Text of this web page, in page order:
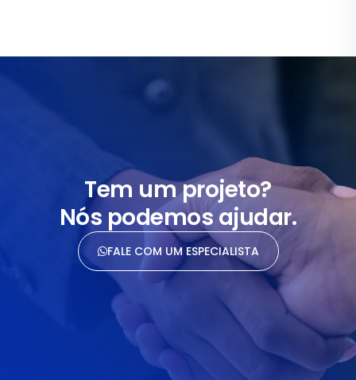
Tem um projeto?
Nós podemos ajudar.
FALE COM UM ESPECIALISTA